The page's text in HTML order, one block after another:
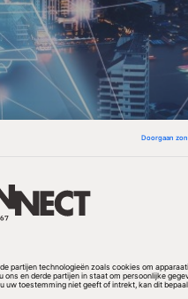
en andere
zich bevindt,
een onversleuteld